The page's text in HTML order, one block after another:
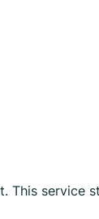
This service